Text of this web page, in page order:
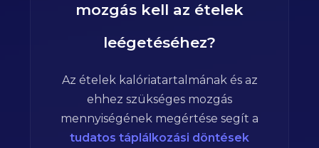
mozgás kell az ételek
leégetéséhez?
Az ételek kalóriatartalmának és az
ehhez szükséges mozgás
mennyiségének megértése segít a
tudatos táplálkozási döntések